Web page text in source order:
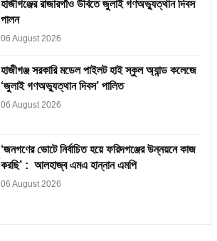
হাজীগঞ্জের রাজারগাঁও উবিতে জুলাই গণঅভ্যুত্থান দিবস
পালন
06 August 2026
হাজীগঞ্জ সরকারি মডেল পাইলট হাই স্কুল অ্যান্ড কলেজে
‘জুলাই গণঅভ্যুত্থান দিবস’ পালিত
06 August 2026
‘জনগণের ভোটে নির্বাচিত হয়ে ফরিদগঞ্জের উন্নয়নে কাজ
করছি’ : আলহাজ্ব এমএ হান্নান এমপি
06 August 2026